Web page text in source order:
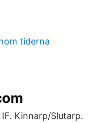
tiderna
Kinnarp/Slutarp.